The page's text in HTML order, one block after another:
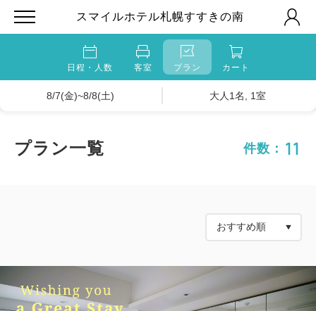
スマイルホテル札幌すすきの南
日程・人数 客室 プラン カート
8/7(金)~8/8(土) 大人1名, 1室
プラン一覧 件数： 11